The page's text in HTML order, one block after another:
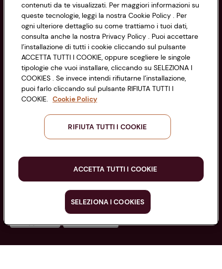
Cookie Policy
Impostazioni Cookie
Accessibilità
CONAD SOCIETÀ COOPERATIVA
Via Michelino, 59 | 40127 BOLOGNA
Codice Fiscale e Registro Imprese
di Bologna 00865960157
PARTITA IVA 03320960374
Servizio clienti
Seguici sui Social:
contenuti da te visualizzati. Per maggiori informazioni su
queste tecnologie, leggi la nostra Cookie Policy . Per
ogni ulteriore dettaglio su come trattiamo i tuoi dati,
consulta anche la nostra Privacy Policy . Puoi accettare
l’installazione di tutti i cookie cliccando sul pulsante
ACCETTA TUTTI I COOKIE, oppure scegliere le singole
tipologie che vuoi installare, cliccando su SELEZIONA I
COOKIES . Se invece intendi rifiutarne l’installazione,
puoi farlo cliccando sul pulsante RIFIUTA TUTTI I
COOKIE. Cookie Policy
RIFIUTA TUTTI I COOKIE
ACCETTA TUTTI I COOKIE
SELEZIONA I COOKIES